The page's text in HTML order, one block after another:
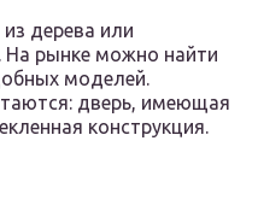
дерева или
На рынке можно найти
моделей.
дверь, имеющая
конструкция.